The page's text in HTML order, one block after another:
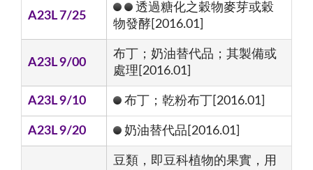
A23L 7/25
透過糖化之穀物麥芽或穀
物發酵[2016.01]
A23L 9/00
布丁；奶油替代品；其製備或
處理[2016.01]
A23L 9/10 布丁；乾粉布丁[2016.01]
A23L 9/20 奶油替代品[2016.01]
豆類，即豆科植物的果實，用